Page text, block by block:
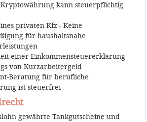
kann steuerpflichtig
privaten Kfz - Keine
für haushaltsnahe
einer Einkommensteuererklärung
von Kurzarbeitergeld
Beratung für berufliche
ist steuerfrei
gewährte Tankgutscheine und